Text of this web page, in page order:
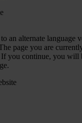
an alternate language
page you are
you continue, you will